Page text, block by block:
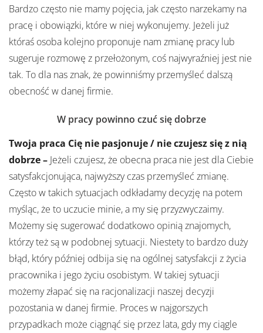
Bardzo często nie mamy pojęcia, jak często narzekamy na
pracę i obowiązki, które w niej wykonujemy. Jeżeli już
któraś osoba kolejno proponuje nam zmianę pracy lub
sugeruje rozmowę z przełożonym, coś najwyraźniej jest nie
tak. To dla nas znak, że powinniśmy przemyśleć dalszą
obecność w danej firmie.
W pracy powinno czuć się dobrze
Twoja praca Cię nie pasjonuje / nie czujesz się z nią
dobrze – Jeżeli czujesz, że obecna praca nie jest dla Ciebie
satysfakcjonująca, najwyższy czas przemyśleć zmianę.
Często w takich sytuacjach odkładamy decyzję na potem
myśląc, że to uczucie minie, a my się przyzwyczaimy.
Możemy się sugerować dodatkowo opinią znajomych,
którzy też są w podobnej sytuacji. Niestety to bardzo duży
błąd, który później odbija się na ogólnej satysfakcji z życia
pracownika i jego życiu osobistym. W takiej sytuacji
możemy złapać się na racjonalizacji naszej decyzji
pozostania w danej firmie. Proces w najgorszych
przypadkach może ciągnąć się przez lata, gdy my ciągle